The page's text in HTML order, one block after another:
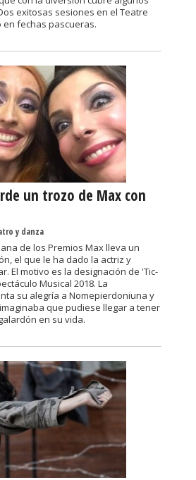
exitosas sesiones en el Teatre
en fechas pascueras.
un trozo de Max con
y danza
de los Premios Max lleva un
el que le ha dado la actriz y
El motivo es la designación de 'Tic-
Musical 2018. La
su alegría a Nomepierdoniuna y
que pudiese llegar a tener
en su vida.